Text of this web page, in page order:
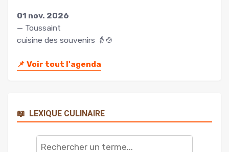
01 nov. 2026
— Toussaint
cuisine des souvenirs 👵🍲
📌 Voir tout l'agenda
📖 LEXIQUE CULINAIRE
Rechercher
terme